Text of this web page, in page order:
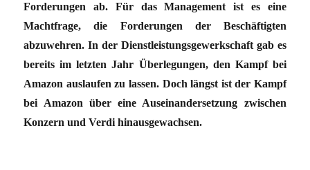
Forderungen ab. Für das Management ist es eine
Machtfrage, die Forderungen der Beschäftigten
abzuwehren. In der Dienstleistungsgewerkschaft gab es
bereits im letzten Jahr Überlegungen, den Kampf bei
Amazon auslaufen zu lassen. Doch längst ist der Kampf
bei Amazon über eine Auseinandersetzung zwischen
Konzern und Verdi hinausgewachsen.